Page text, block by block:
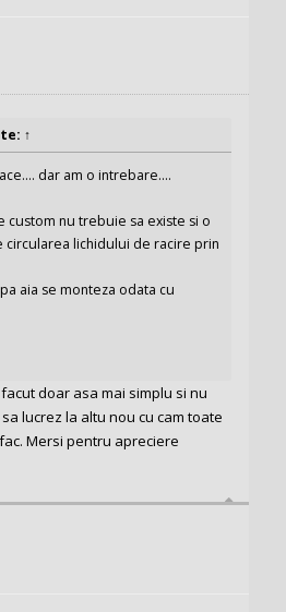
↑
dar am o intrebare....
custom nu trebuie sa existe si o
circularea lichidului de racire prin
aia se monteza odata cu
doar asa mai simplu si nu
lucrez la altu nou cu cam toate
Mersi pentru apreciere